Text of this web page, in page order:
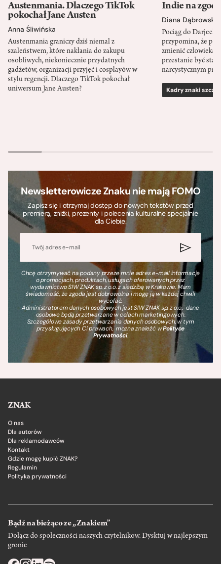
Austenmania. Dlaczego TikTok
pokochał Jane Austen
Anna Śliwińska
Austenmania graniczy dziś niemal z
szaleństwem, które nakłania do zakupu
osobliwych, niekoniecznie przydatnych
gadżetów, organizacji przyjęć i cosplayów w
stylu regencji. Dlaczego TikTok pokochał
uniwersum Jane Austen?
Indie na
Diana Dąbrowska
Pociąg do
przypomina, że
zmienić człowieka
przestanie być
narcystycznym
Kadry znaki
Newsletterowicze Znaku nie mają FOMO
Zapisz się i otrzymaj dostęp do nowych tekstów przed
premierą, zniżki, prezenty i polecenia kulturalne specjalnie
dla Ciebie.
Chcę otrzymywać na podany przeze mnie adres e-mail informacje
o promocjach, produktach, usługach oferowanych przez
wydawnictwo SIW ZNAK sp. z o.o. z siedzibą w Krakowie. Mam
świadomość, że zgoda jest dobrowolna i mogę ją w każdej chwili
wycofać.
Administratorem danych osobowych jest SIW ZNAK sp. z o.o., dane
osobowe będą przetwarzane w celach marketingowych.
Szczegółowe zasady przetwarzania danych osobowych, w tym
przysługujących Ci prawach, można znaleźć wPolityce
Prywatności.
ZNAK
O nas
Dla autorów
Dla reklamodawców
Kontakt
Gdzie mogę kupić ZNAK?
Regulamin
Polityka prywatności
Bądź na bieżąco ze „Znakiem”
Dołącz do społeczności naszych czytelnikow. Dysktuj w najlepszym
gronie